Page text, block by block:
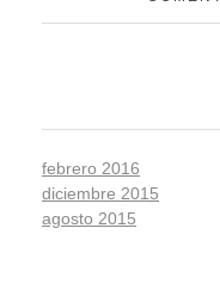
febrero 2016
diciembre 2015
agosto 2015